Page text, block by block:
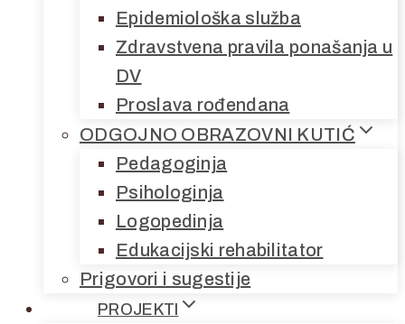
Epidemiološka služba
Zdravstvena pravila ponašanja u
DV
Proslava rođendana
ODGOJNO OBRAZOVNI KUTIĆ
Pedagoginja
Psihologinja
Logopedinja
Edukacijski rehabilitator
Prigovori i sugestije
PROJEKTI